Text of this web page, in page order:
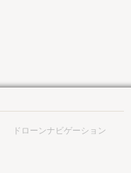
ドローンナビゲーション